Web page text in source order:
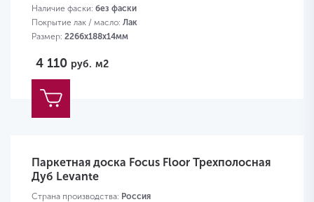
Наличие фаски: без фаски
Покрытие лак / масло: Лак
Размер: 2266х188х14мм
4 110 руб. м2
Паркетная доска Focus Floor Трехполосная
Дуб Levante
Страна производства: Россия